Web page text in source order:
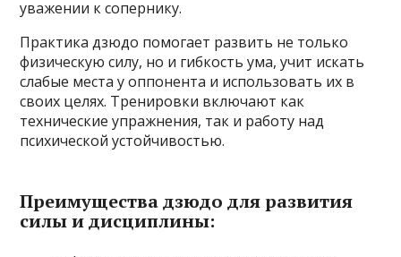
уважении к сопернику.
Практика дзюдо помогает развить не только
физическую силу, но и гибкость ума, учит искать
слабые места у оппонента и использовать их в
своих целях. Тренировки включают как
технические упражнения, так и работу над
психической устойчивостью.
Преимущества дзюдо для развития
силы и дисциплины: